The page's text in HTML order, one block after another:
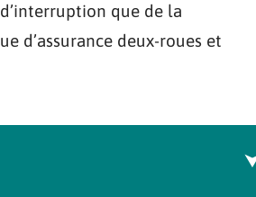
que de la
d’assurance deux-roues et